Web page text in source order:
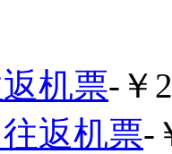
机票-￥
返机票-